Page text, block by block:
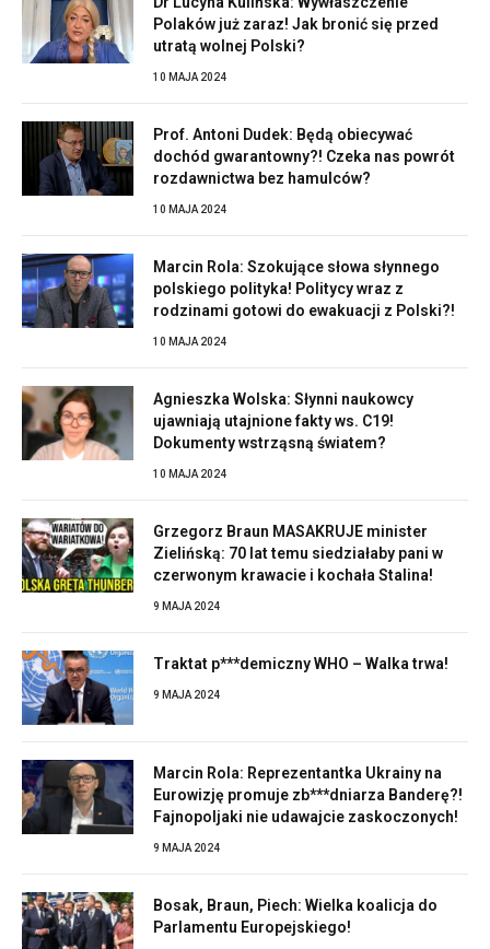
Polaków już zaraz! Jak bronić się przed
utratą wolnej Polski?
10 MAJA 2024
Prof. Antoni Dudek: Będą obiecywać
dochód gwarantowny?! Czeka nas powrót
rozdawnictwa bez hamulców?
10 MAJA 2024
Marcin Rola: Szokujące słowa słynnego
polskiego polityka! Politycy wraz z
rodzinami gotowi do ewakuacji z Polski?!
10 MAJA 2024
Agnieszka Wolska: Słynni naukowcy
ujawniają utajnione fakty ws. C19!
Dokumenty wstrząsną światem?
10 MAJA 2024
Grzegorz Braun MASAKRUJE minister
Zielińską: 70 lat temu siedziałaby pani w
czerwonym krawacie i kochała Stalina!
9 MAJA 2024
Traktat p***demiczny WHO – Walka trwa!
9 MAJA 2024
Marcin Rola: Reprezentantka Ukrainy na
Eurowizję promuje zb***dniarza Banderę?!
Fajnopoljaki nie udawajcie zaskoczonych!
9 MAJA 2024
Bosak, Braun, Piech: Wielka koalicja do
Parlamentu Europejskiego!